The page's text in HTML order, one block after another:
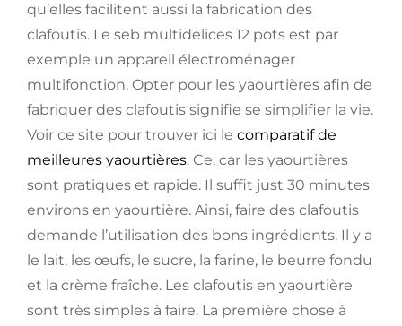
qu’elles facilitent aussi la fabrication des
clafoutis. Le seb multidelices 12 pots est par
exemple un appareil électroménager
multifonction. Opter pour les yaourtières afin de
fabriquer des clafoutis signifie se simplifier la vie.
Voir ce site pour trouver ici le comparatif de
meilleures yaourtières. Ce, car les yaourtières
sont pratiques et rapide. Il suffit just 30 minutes
environs en yaourtière. Ainsi, faire des clafoutis
demande l’utilisation des bons ingrédients. Il y a
le lait, les œufs, le sucre, la farine, le beurre fondu
et la crème fraîche. Les clafoutis en yaourtière
sont très simples à faire. La première chose à